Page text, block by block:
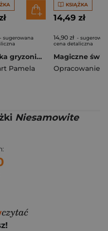
- sugerowana
Ucieczka gryzonia. Szkoła Trzęsiportków
Pamela
KSIĄŻKA
14,49 zł
14,90 zł -
cena detaliczna
Niesamowite